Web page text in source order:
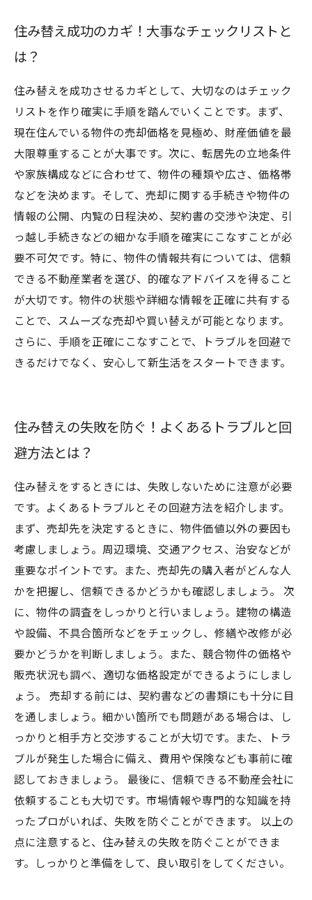
住み替え成功のカギ！大事なチェックリストと
は？
住み替えを成功させるカギとして、大切なのはチェック
リストを作り確実に手順を踏んでいくことです。まず、
現在住んでいる物件の売却価格を見極め、財産価値を最
大限尊重することが大事です。次に、転居先の立地条件
や家族構成などに合わせて、物件の種類や広さ、価格帯
などを決めます。そして、売却に関する手続きや物件の
情報の公開、内覧の日程決め、契約書の交渉や決定、引
っ越し手続きなどの細かな手順を確実にこなすことが必
要不可欠です。特に、物件の情報共有については、信頼
できる不動産業者を選び、的確なアドバイスを得ること
が大切です。物件の状態や詳細な情報を正確に共有する
ことで、スムーズな売却や買い替えが可能となります。
さらに、手順を正確にこなすことで、トラブルを回避で
きるだけでなく、安心して新生活をスタートできます。
住み替えの失敗を防ぐ！よくあるトラブルと回
避方法とは？
住み替えをするときには、失敗しないために注意が必要
です。よくあるトラブルとその回避方法を紹介します。
まず、売却先を決定するときに、物件価値以外の要因も
考慮しましょう。周辺環境、交通アクセス、治安などが
重要なポイントです。また、売却先の購入者がどんな人
かを把握し、信頼できるかどうかも確認しましょう。 次
に、物件の調査をしっかりと行いましょう。建物の構造
や設備、不具合箇所などをチェックし、修繕や改修が必
要かどうかを判断しましょう。また、競合物件の価格や
販売状況も調べ、適切な価格設定ができるようにしまし
ょう。 売却する前には、契約書などの書類にも十分に目
を通しましょう。細かい箇所でも問題がある場合は、し
っかりと相手方と交渉することが大切です。また、トラ
ブルが発生した場合に備え、費用や保険なども事前に確
認しておきましょう。 最後に、信頼できる不動産会社に
依頼することも大切です。市場情報や専門的な知識を持
ったプロがいれば、失敗を防ぐことができます。 以上の
点に注意すると、住み替えの失敗を防ぐことができま
す。しっかりと準備をして、良い取引をしてください。